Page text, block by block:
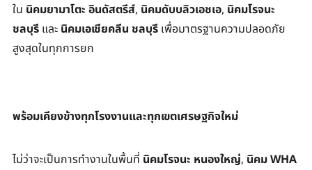
ใน นิคมยามาโตะ อินดัสตรีส์, นิคมดับบลิวเอชเอ, นิคมโรจนะ
ชลบุรี และ นิคมเอเชียคลีน ชลบุรี เพื่อมาตรฐานความปลอดภัย
สูงสุดในทุกการยก
พร้อมเคียงข้างทุกโรงงานและทุกเขตเศรษฐกิจใหม่
ไม่ว่าจะเป็นการทำงานในพื้นที่ นิคมโรจนะ หนองใหญ่, นิคม WHA